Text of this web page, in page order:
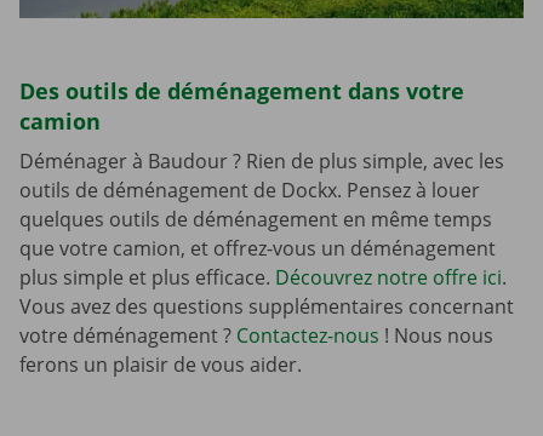
Des outils de déménagement dans votre
camion
Déménager à Baudour ? Rien de plus simple, avec les
outils de déménagement de Dockx. Pensez à louer
quelques outils de déménagement en même temps
que votre camion, et offrez-vous un déménagement
plus simple et plus efficace. Découvrez notre offre ici.
Vous avez des questions supplémentaires concernant
votre déménagement ? Contactez-nous ! Nous nous
ferons un plaisir de vous aider.